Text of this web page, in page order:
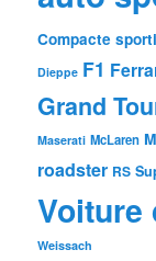
Compacte
Dieppe F1
Grand
Maserati McLaren
roadster RS
Voiture
Weissach